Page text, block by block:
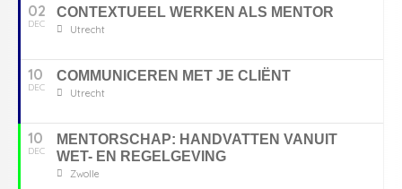
02
DEC
CONTEXTUEEL WERKEN ALS MENTOR
Utrecht
10
DEC
COMMUNICEREN MET JE CLIËNT
Utrecht
10
DEC
MENTORSCHAP: HANDVATTEN VANUIT
WET- EN REGELGEVING
Zwolle